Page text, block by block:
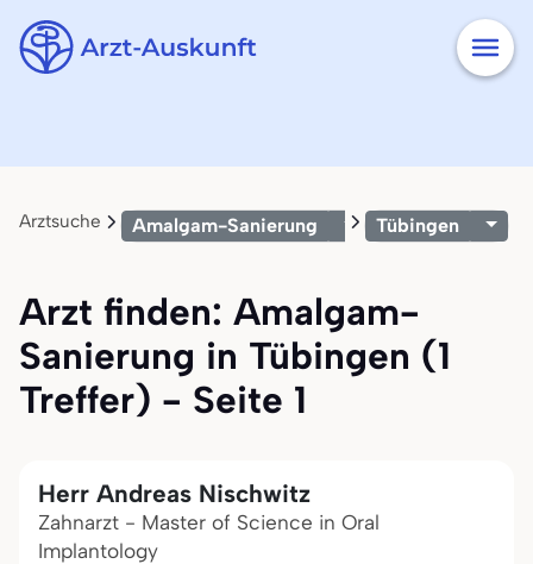
Arztsuche Amalgam-Sanierung Tübingen
Arzt finden: Amalgam-
Sanierung in Tübingen (1
Treffer) - Seite 1
Herr Andreas Nischwitz
Zahnarzt - Master of Science in Oral
Implantology